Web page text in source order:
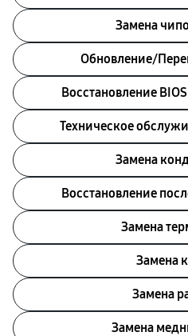
Замена
Обновление/
Восстановление
Техническое
Замена
Восстановление
Замена
Замена
Замена
Замена